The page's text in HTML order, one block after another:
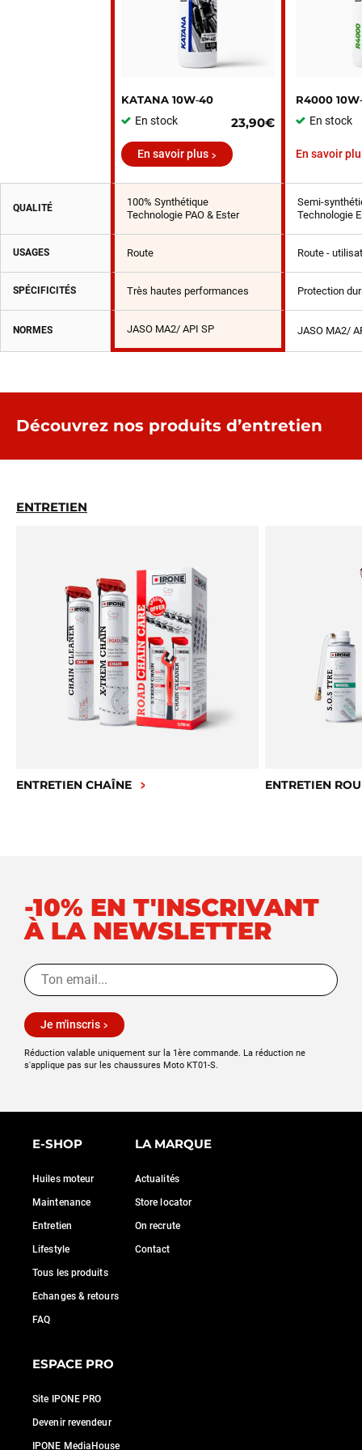
KATANA 10W‑40
En stock
23,90€
R4000
En stock
En savoir plus En savoir
QUALITÉ
100% Synthétique
Technologie PAO & Ester
Semi-
Technologie
USAGES Route Route -
SPÉCIFICITÉS Très hautes performances Protection
NORMES JASO MA2/ API SP JASO MA2/
Découvrez nos produits d’entretien
ENTRETIEN
ENTRETIEN CHAÎNE ENTRETIEN
-10% EN T'INSCRIVANT
À LA NEWSLETTER
Je m'inscris
Réduction valable uniquement sur la 1ère commande. La réduction ne
s'applique pas sur les chaussures Moto KT01-S.
E-SHOP
Huiles moteur
Maintenance
Entretien
Lifestyle
Tous les produits
Echanges & retours
FAQ
LA MARQUE
Actualités
Store locator
On recrute
Contact
ESPACE PRO
Site IPONE PRO
Devenir revendeur
IPONE MediaHouse